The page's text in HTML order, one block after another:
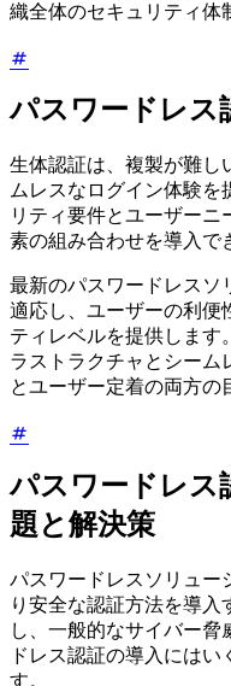
織全体のセキュリティ体
パスワードレス
生体認証は、複製が難し
ムレスなログイン体験を
リティ要件とユーザー
素の組み合わせを導入で
最新のパスワードレスソ
適応し、ユーザーの利便
ティレベルを提供します
ラストラクチャとシーム
とユーザー定着の両方の
パスワードレス
題と解決策
パスワードレスソリュー
り安全な認証方法を導
し、一般的なサイバー
ドレス認証の導入にはい
す。